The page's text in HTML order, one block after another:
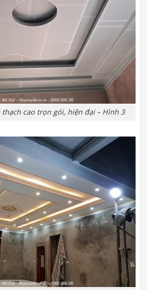
thạch cao trọn gói, hiện đại – Hình 3